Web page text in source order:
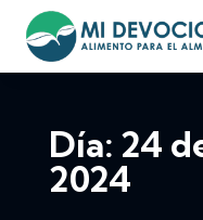
Día: 24
2024